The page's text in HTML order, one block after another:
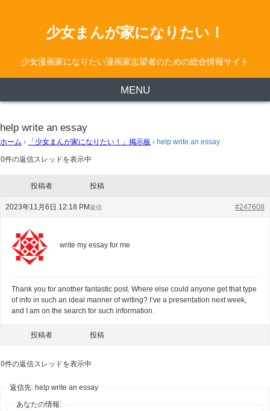
少女まんが家になりたい！
少女漫画家になりたい漫画家志望者のための総合情報サイト
MENU
help write an essay
ホーム › 「少女まんが家になりたい！」掲示板 › help write an essay
0件の返信スレッドを表示中
投稿者 投稿
2023年11月6日 12:18 PM #247608
返信
write my essay for me
Thank you for another fantastic post. Where else could anyone get that type
of info in such an ideal manner of writing? I’ve a presentation next week,
and I am on the search for such information.
投稿者 投稿
0件の返信スレッドを表示中
返信先: help write an essay
あなたの情報: